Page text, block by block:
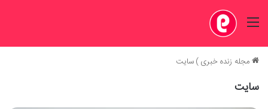
منو
مجله زنده خبری)سایت
سایت